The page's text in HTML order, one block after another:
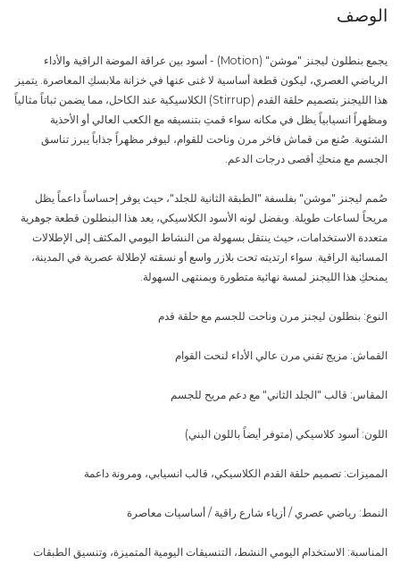
الوصف
يجمع بنطلون ليجنز "موشن" (Motion) - أسود بين عراقة الموضة الراقية والأداء
الرياضي العصري، ليكون قطعة أساسية لا غنى عنها في خزانة ملابسكِ المعاصرة. يتميز
هذا الليجنز بتصميم حلقة القدم (Stirrup) الكلاسيكية عند الكاحل، مما يضمن ثباتاً مثالياً
ومظهراً انسيابياً يظل في مكانه سواء قمتِ بتنسيقه مع الكعب العالي أو الأحذية
الشتوية. صُنع من قماش فاخر مرن وناحت للقوام، ليوفر مظهراً جذاباً يبرز تناسق
الجسم مع منحكِ أقصى درجات الدعم.
صُمم ليجنز "موشن" بفلسفة "الطبقة الثانية للجلد"، حيث يوفر إحساساً داعماً يظل
مريحاً لساعات طويلة. وبفضل لونه الأسود الكلاسيكي، يعد هذا البنطلون قطعة جوهرية
متعددة الاستخدامات، حيث ينتقل بسهولة من النشاط اليومي المكثف إلى الإطلالات
المسائية الراقية. سواء ارتديته تحت بلازر واسع أو نسقته لإطلالة عصرية في المدينة،
يمنحكِ هذا الليجنز لمسة نهائية متطورة وبمنتهى السهولة.
النوع: بنطلون ليجنز مرن وناحت للجسم مع حلقة قدم
القماش: مزيج تقني مرن عالي الأداء لنحت القوام
المقاس: قالب "الجلد الثاني" مع دعم مريح للجسم
اللون: أسود كلاسيكي (متوفر أيضاً باللون البني)
المميزات: تصميم حلقة القدم الكلاسيكي، قالب انسيابي، ومرونة داعمة
النمط: رياضي عصري / أزياء شارع راقية / أساسيات معاصرة
المناسبة: الاستخدام اليومي النشط، التنسيقات اليومية المتميزة، وتنسيق الطبقات